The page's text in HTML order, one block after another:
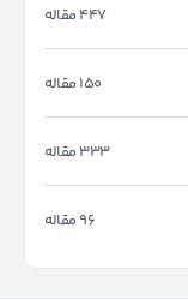
447 مقاله
150 مقاله
333 مقاله
96 مقاله